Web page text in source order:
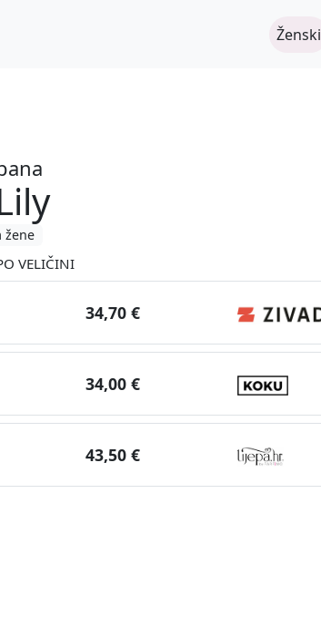
Ženski
žene
VELIČINI
34,70 €
34,00 €
43,50 €